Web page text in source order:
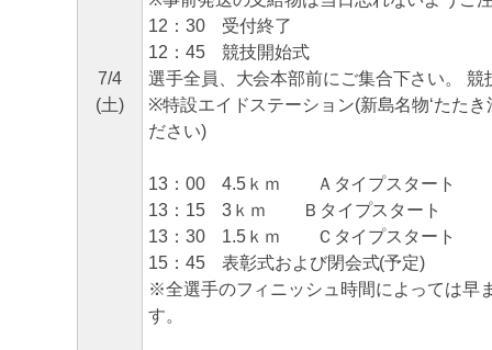
7/4
(土)
12：30 受付終了
12：45 競技開始式
選手全員、大会本部前にご集合下さい。
※特設エイドステーション(新島名物‘たた
ださい)
13：00 4.5ｋｍ Ａタイプスタート
13：15 3ｋｍ Ｂタイプスタート
13：30 1.5ｋｍ Ｃタイプスタート
15：45 表彰式および閉会式(予定)
※全選手のフィニッシュ時間によっては早
す。